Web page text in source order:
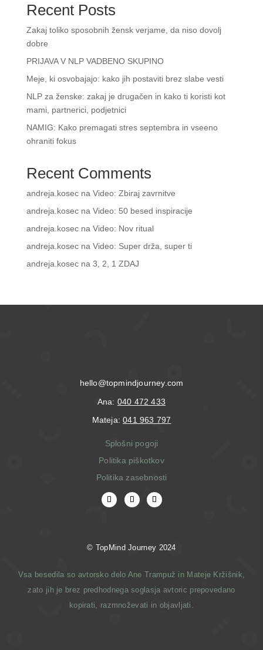
Recent Posts
Zakaj toliko sposobnih žensk verjame, da niso dovolj
dobre
PRIJAVA V NLP VADBENO SKUPINO
Meje, ki osvobajajo: kako jih postaviti brez slabe vesti
NLP za ženske: zakaj je drugačen in kako ti koristi kot
mami, partnerici, podjetnici
NAMIG: Kako premagati stres septembra in vseeno
ohraniti fokus
Recent Comments
andreja.kosecna Video: Zbiraj zavrnitve
andreja.kosecna Video: 50 besed inspiracije
andreja.kosecna Video: Nov ritual
andreja.kosecna Video: Super drža, super ti
andreja.kosecna 3, 2, 1 ZDAJ
hello@topmindjourney.com
Ana: 040 472 433
Mateja:041 963 797
Splošni pogoji
Politika piškotkov
Politika zasebnosti
© TopMind Journey 2024
Vsa besedila so avtorsko delo Ane Trampuž in Mateje Kržišnik,
zato jih je brez predhodnega soglasja avtoric prepovedano
kopirati, razmnoževati in objavljati.